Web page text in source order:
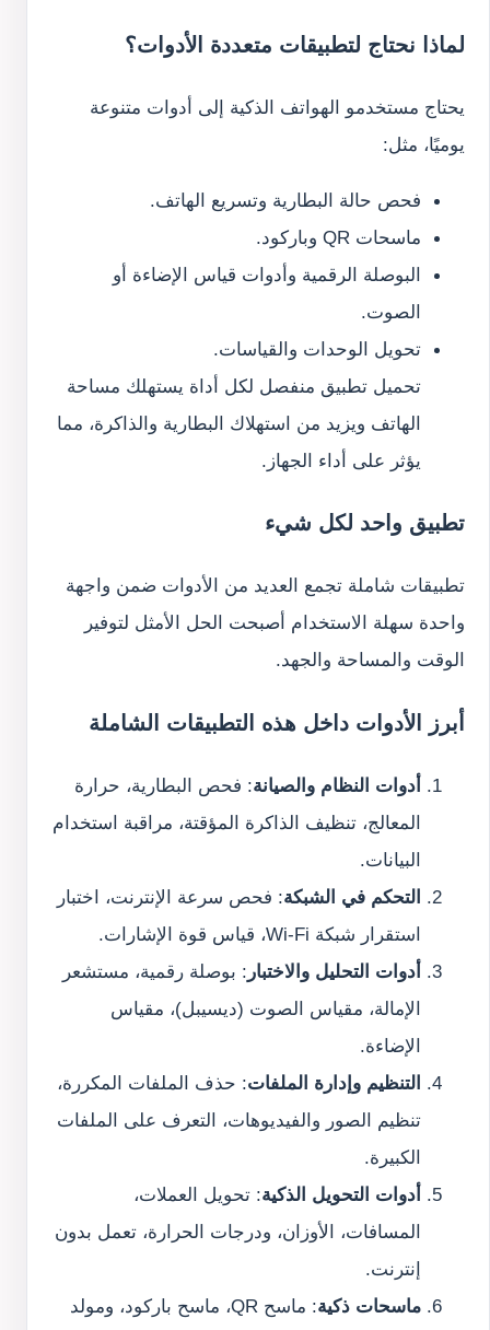
لماذا نحتاج لتطبيقات متعددة الأدوات؟
يحتاج مستخدمو الهواتف الذكية إلى أدوات متنوعة
يوميًا، مثل:
فحص حالة البطارية وتسريع الهاتف.
ماسحات QR وباركود.
البوصلة الرقمية وأدوات قياس الإضاءة أو
الصوت.
تحويل الوحدات والقياسات.
تحميل تطبيق منفصل لكل أداة يستهلك مساحة
الهاتف ويزيد من استهلاك البطارية والذاكرة، مما
يؤثر على أداء الجهاز.
تطبيق واحد لكل شيء
تطبيقات شاملة تجمع العديد من الأدوات ضمن واجهة
واحدة سهلة الاستخدام أصبحت الحل الأمثل لتوفير
الوقت والمساحة والجهد.
أبرز الأدوات داخل هذه التطبيقات الشاملة
أدوات النظام والصيانة: فحص البطارية، حرارة
المعالج، تنظيف الذاكرة المؤقتة، مراقبة استخدام
البيانات.
التحكم في الشبكة: فحص سرعة الإنترنت، اختبار
استقرار شبكة Wi-Fi، قياس قوة الإشارات.
أدوات التحليل والاختبار : بوصلة رقمية، مستشعر
الإمالة، مقياس الصوت (ديسيبل)، مقياس
الإضاءة.
التنظيم وإدارة الملفات: حذف الملفات المكررة،
تنظيم الصور والفيديوهات، التعرف على الملفات
الكبيرة.
أدوات التحويل الذكية: تحويل العملات،
المسافات، الأوزان، ودرجات الحرارة، تعمل بدون
إنترنت.
ماسحات ذكية
: ماسح QR، ماسح باركود، ومولد